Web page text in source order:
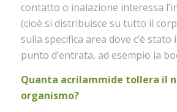
contatto o inalazione interessa
(cioè si distribuisce su tutto il
sulla specifica area dove c’è
punto d’entrata, ad esempio la
Quanta acrilammide tollera il
organismo?